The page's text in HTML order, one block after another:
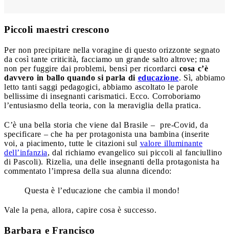
Piccoli maestri crescono
Per non precipitare nella voragine di questo orizzonte segnato
da così tante criticità, facciamo un grande salto altrove; ma
non per fuggire dai problemi, bensì per ricordarci cosa c’è
davvero in ballo quando si parla di educazione. Sì, abbiamo
letto tanti saggi pedagogici, abbiamo ascoltato le parole
bellissime di insegnanti carismatici. Ecco. Corroboriamo
l’entusiasmo della teoria, con la meraviglia della pratica.
C’è una bella storia che viene dal Brasile – pre-Covid, da
specificare – che ha per protagonista una bambina (inserite
voi, a piacimento, tutte le citazioni sul valore illuminante
dell’infanzia, dal richiamo evangelico sui piccoli al fanciullino
di Pascoli). Rizelia, una delle insegnanti della protagonista ha
commentato l’impresa della sua alunna dicendo:
Questa è l’educazione che cambia il mondo!
Vale la pena, allora, capire cosa è successo.
Barbara e Francisco